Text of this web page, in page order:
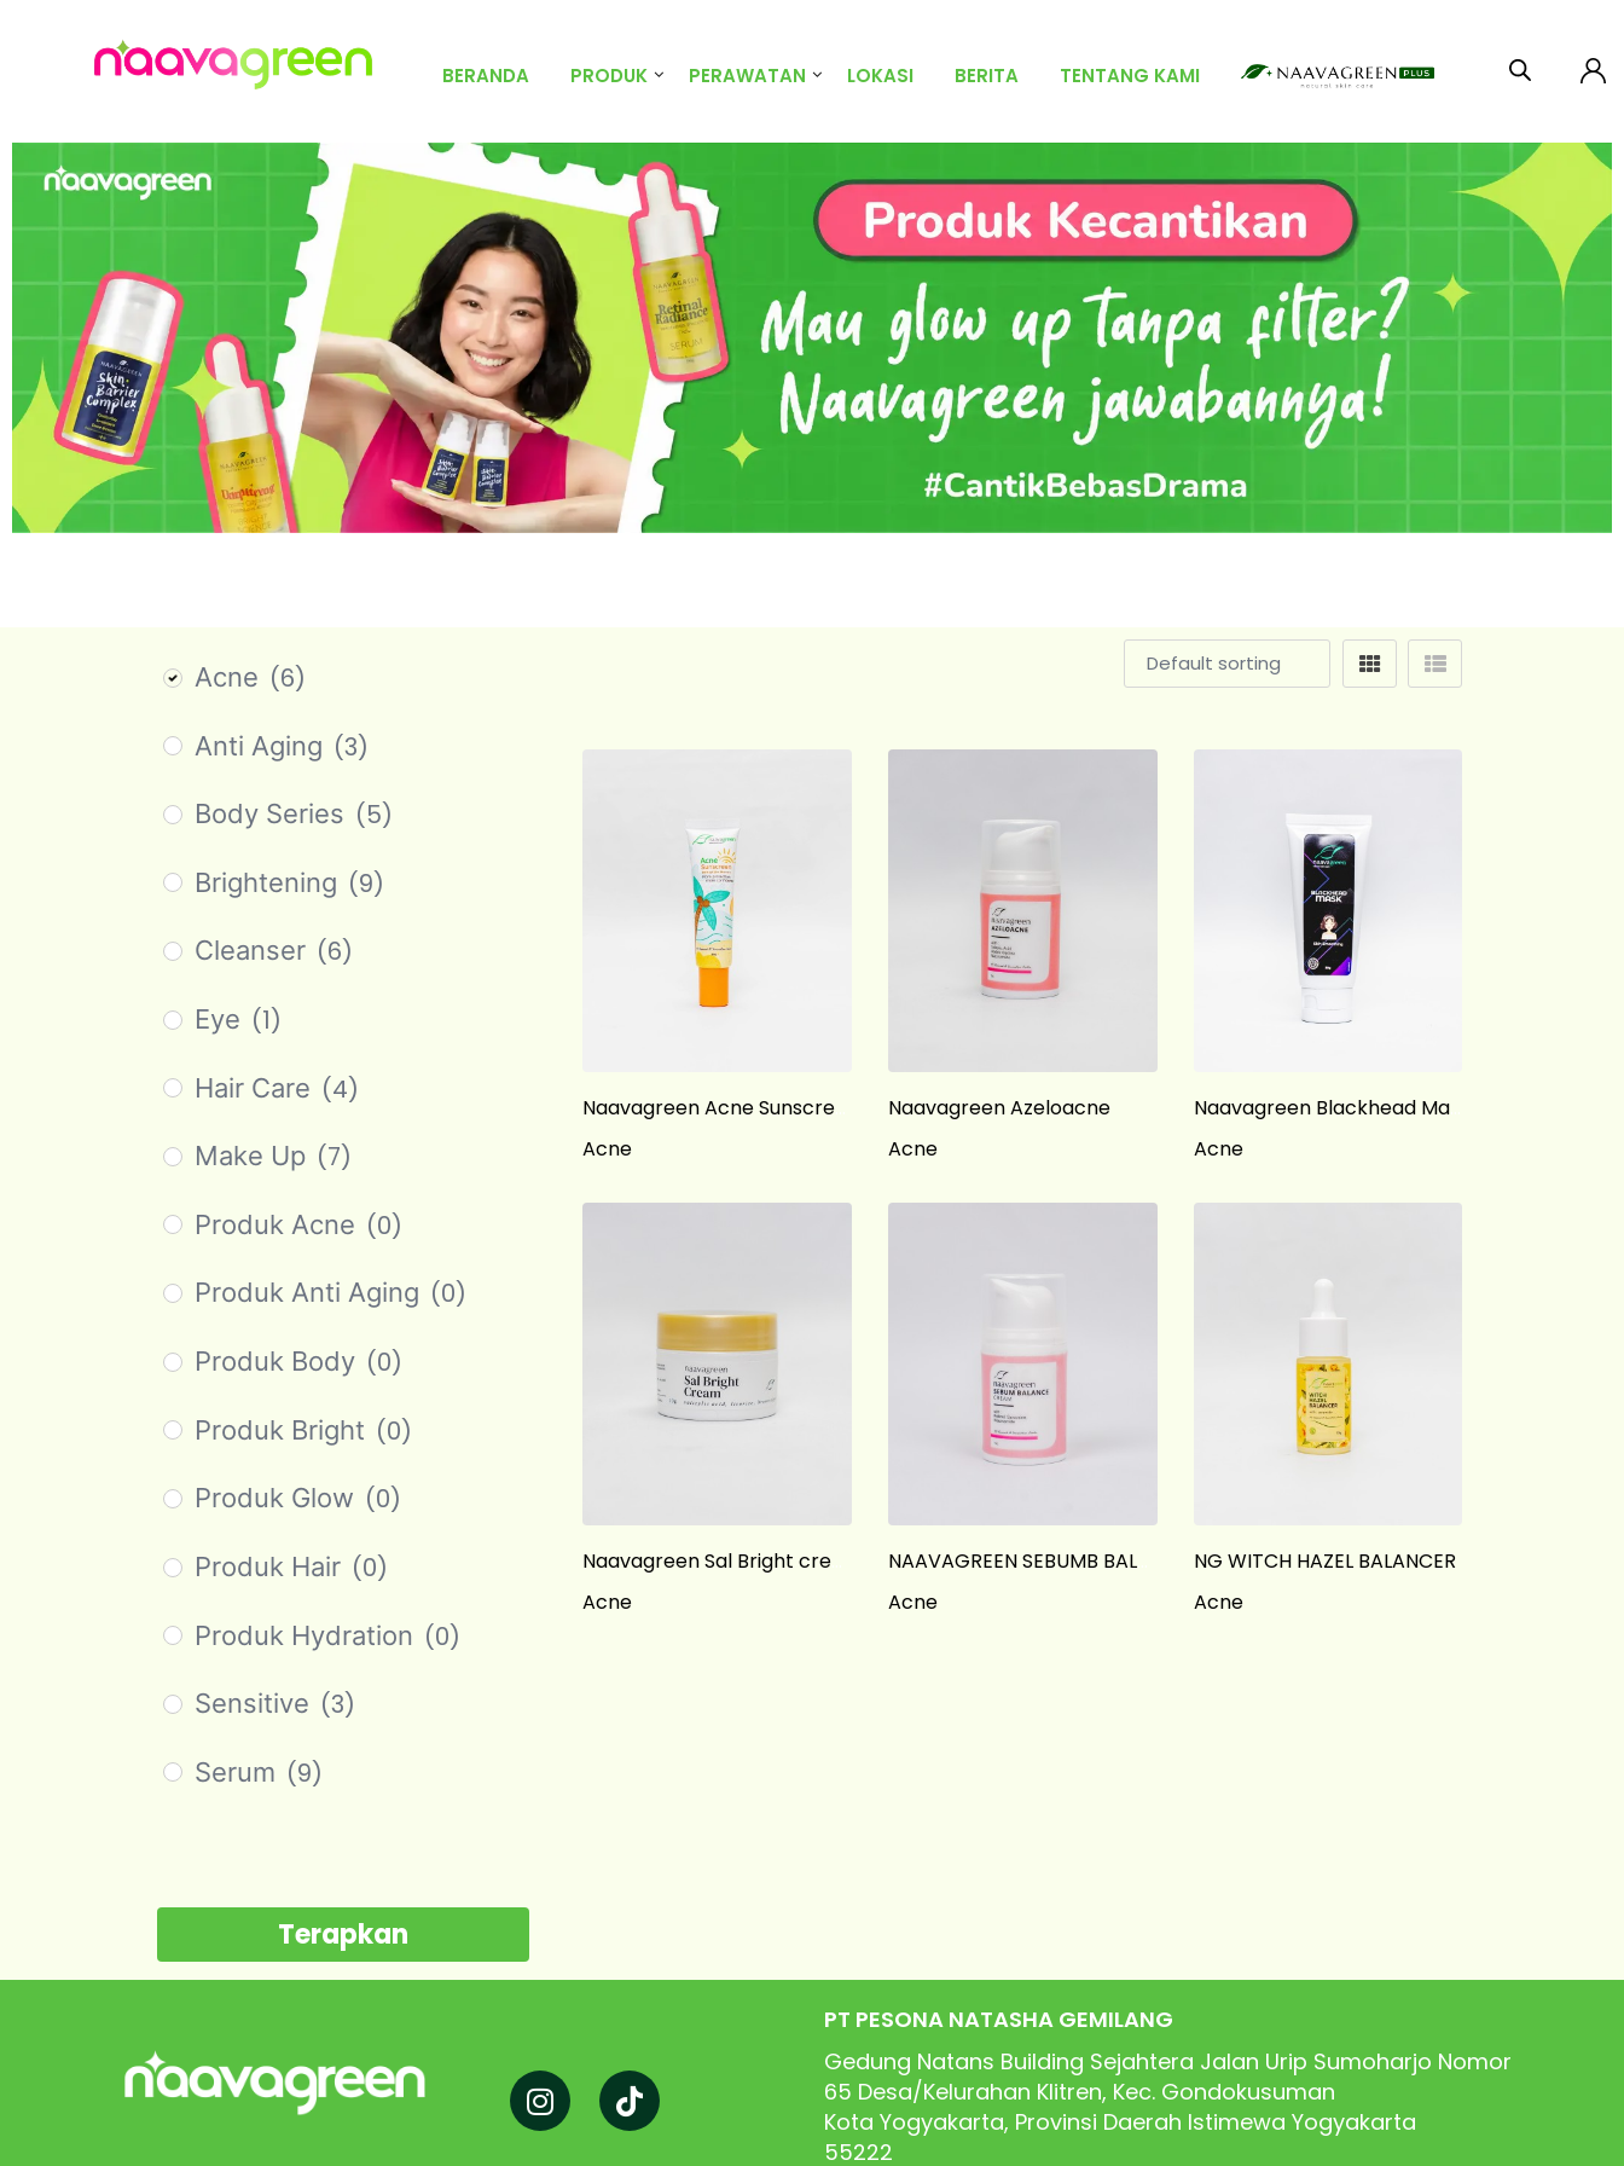
BERANDA PRODUK PERAWATAN LOKASI BERITA TENTANG KAMI
Acne (6)
Anti Aging (3)
Body Series (5)
Brightening (9)
Cleanser (6)
Eye (1)
Hair Care (4)
Make Up (7)
Produk Acne (0)
Produk Anti Aging (0)
Produk Body (0)
Produk Bright (0)
Produk Glow (0)
Produk Hair (0)
Produk Hydration (0)
Sensitive (3)
Serum (9)
Terapkan
Acne
Naavagreen Azeloacne
Acne
Naavagreen Blackhead Mask
Acne
Acne
NAAVAGREEN SEBUMB BALANCE CREAM
Acne
NG WITCH HAZEL BALANCER
Acne
PT PESONA NATASHA GEMILANG
Gedung Natans Building Sejahtera Jalan Urip Sumoharjo Nomor
65 Desa/Kelurahan Klitren, Kec. Gondokusuman
Kota Yogyakarta, Provinsi Daerah Istimewa Yogyakarta
55222